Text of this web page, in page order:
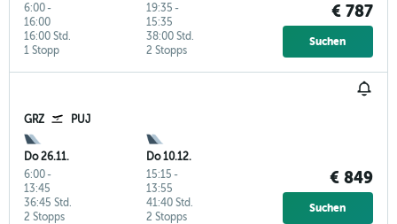
6:00-
16:00
1 Stopp
16:00 Std.
19:35 -
15:35
2 Stopps
38:00 Std.
€ 787
Suchen
GRZ PUJ
Do 26.11.
6:00-
13:45
2 Stopps
36:45 Std.
Do 10.12.
15:15 -
13:55
2 Stopps
41:40 Std.
€ 849
Suchen